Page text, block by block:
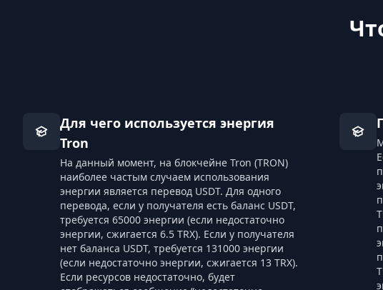
Для чего используется энергия
Tron
На данный момент, на блокчейне Tron (TRON)
наиболее частым случаем использования
энергии является перевод USDT. Для одного
перевода, если у получателя есть баланс USDT,
требуется 65000 энергии (если недостаточно
энергии, сжигается 6.5 TRX). Если у получателя
нет баланса USDT, требуется 131000 энергии
(если недостаточно энергии, сжигается 13 TRX).
Если ресурсов недостаточно, будет